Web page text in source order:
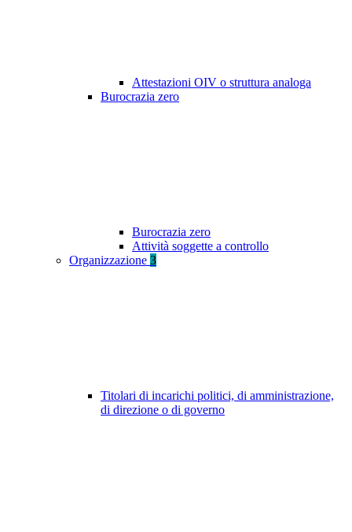
Attestazioni OIV o struttura analoga
Burocrazia zero
Burocrazia zero
Attività soggette a controllo
Organizzazione 3
Titolari di incarichi politici, di amministrazione,
di direzione o di governo